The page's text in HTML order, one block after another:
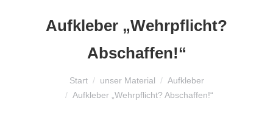
Aufkleber „Wehrpflicht?
Abschaffen!“
Sie befinden sich hier:
Start unser Material
Aufkleber
Aufkleber „Wehrpflicht? Abschaffen!“